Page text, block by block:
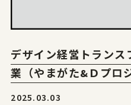
デザイン経営トランス
業（やまがた&Ｄプロ
2025.03.03